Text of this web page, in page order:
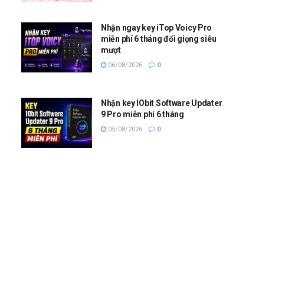
Nhận ngay key iTop Voicy Pro
miễn phí 6 tháng đổi giọng siêu
mượt
06/08/2026 0
Nhận key IObit Software Updater
9 Pro miễn phí 6 tháng
05/08/2026 0